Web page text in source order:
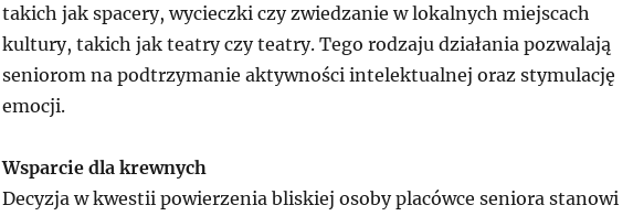
takich jak spacery, wycieczki czy zwiedzanie w lokalnych miejscach
kultury, takich jak teatry czy teatry. Tego rodzaju działania pozwalają
seniorom na podtrzymanie aktywności intelektualnej oraz stymulację
emocji.
Wsparcie dla krewnych
Decyzja w kwestii powierzenia bliskiej osoby placówce seniora stanowi